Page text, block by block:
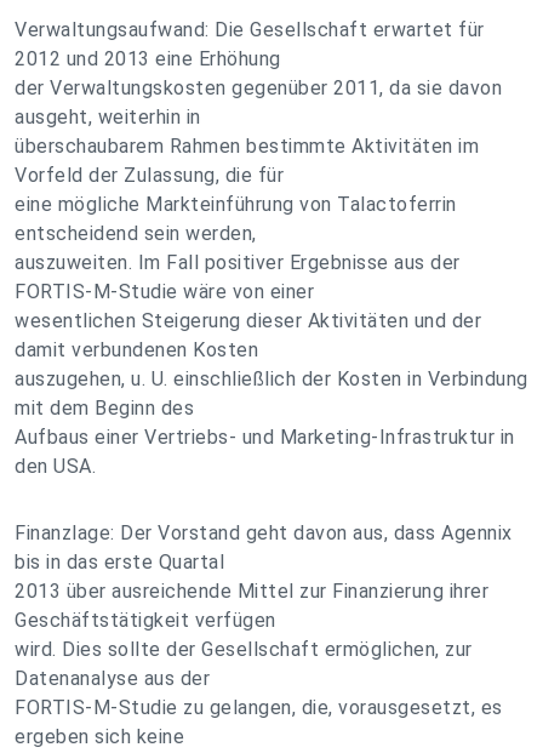
Verwaltungsaufwand: Die Gesellschaft erwartet für
2012 und 2013 eine Erhöhung
der Verwaltungskosten gegenüber 2011, da sie davon
ausgeht, weiterhin in
überschaubarem Rahmen bestimmte Aktivitäten im
Vorfeld der Zulassung, die für
eine mögliche Markteinführung von Talactoferrin
entscheidend sein werden,
auszuweiten. Im Fall positiver Ergebnisse aus der
FORTIS-M-Studie wäre von einer
wesentlichen Steigerung dieser Aktivitäten und der
damit verbundenen Kosten
auszugehen, u. U. einschließlich der Kosten in Verbindung
mit dem Beginn des
Aufbaus einer Vertriebs- und Marketing-Infrastruktur in
den USA.
Finanzlage: Der Vorstand geht davon aus, dass Agennix
bis in das erste Quartal
2013 über ausreichende Mittel zur Finanzierung ihrer
Geschäftstätigkeit verfügen
wird. Dies sollte der Gesellschaft ermöglichen, zur
Datenanalyse aus der
FORTIS-M-Studie zu gelangen, die, vorausgesetzt, es
ergeben sich keine